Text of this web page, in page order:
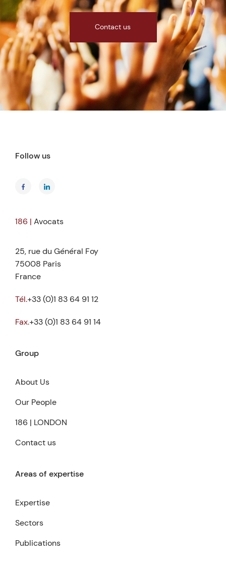
Follow us
186 | Avocats
25, rue du Général Foy
75008 Paris
France
Tél.+33 (0)1 83 64 91 12
Fax.+33 (0)1 83 64 91 14
Group
About Us
Our People
186 | LONDON
Contact us
Areas of expertise
Expertise
Sectors
Publications